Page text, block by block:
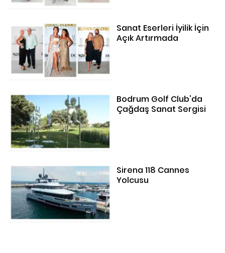
Sanat Eserleri İyilik İçin
Açık Artırmada
Bodrum Golf Club'da
Çağdaş Sanat Sergisi
Sirena 118 Cannes
Yolcusu